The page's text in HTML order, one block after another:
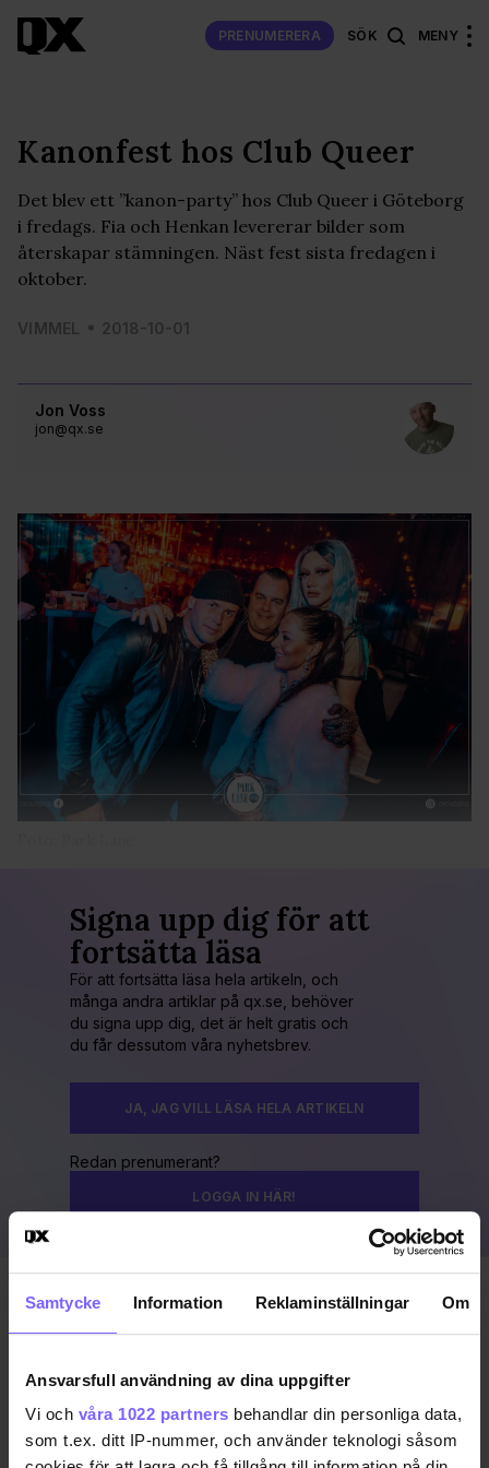
Samtycke Information Reklaminställningar Om
Ansvarsfull användning av dina uppgifter
Vi och våra 1022 partners behandlar din personliga data,
som t.ex. ditt IP-nummer, och använder teknologi såsom
PRENUMERERA SÖK MENY
Jon Voss
jon@qx.se
Kanonfest hos Club Queer
Det blev ett ”kanon-party” hos Club Queer i Göteborg
i fredags. Fia och Henkan levererar bilder som
återskapar stämningen. Näst fest sista fredagen i
oktober.
VIMMEL 2018-10-01
Signa upp dig för att
fortsätta läsa
För att fortsätta läsa hela artikeln, och
många andra artiklar på qx.se, behöver
du signa upp dig, det är helt gratis och
du får dessutom våra nyhetsbrev.
JA, JAG VILL LÄSA HELA ARTIKELN
Redan prenumerant?
LOGGA IN HÄR!
Publicerad 2018-10-01
DELA DEN HÄR ARTIKELN